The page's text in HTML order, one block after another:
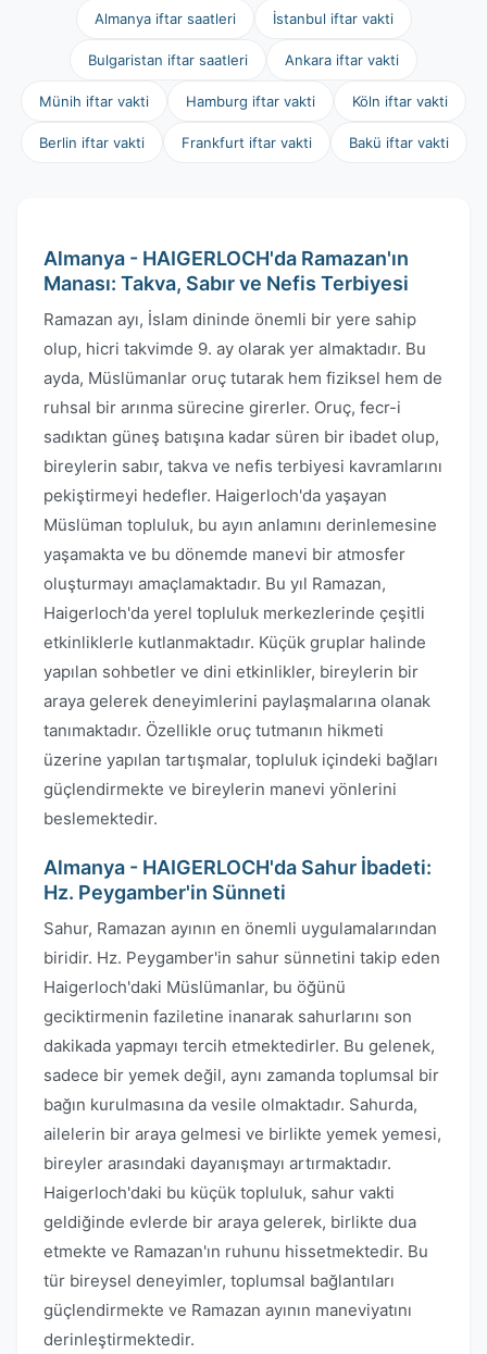
Almanya iftar saatleri İstanbul iftar vakti
Bulgaristan iftar saatleri Ankara iftar vakti
Münih iftar vakti Hamburg iftar vakti Köln iftar vakti
Berlin iftar vakti Frankfurt iftar vakti Bakü iftar vakti
Almanya - HAIGERLOCH'da Ramazan'ın
Manası: Takva, Sabır ve Nefis Terbiyesi
Ramazan ayı, İslam dininde önemli bir yere sahip
olup, hicri takvimde 9. ay olarak yer almaktadır. Bu
ayda, Müslümanlar oruç tutarak hem fiziksel hem de
ruhsal bir arınma sürecine girerler. Oruç, fecr-i
sadıktan güneş batışına kadar süren bir ibadet olup,
bireylerin sabır, takva ve nefis terbiyesi kavramlarını
pekiştirmeyi hedefler. Haigerloch'da yaşayan
Müslüman topluluk, bu ayın anlamını derinlemesine
yaşamakta ve bu dönemde manevi bir atmosfer
oluşturmayı amaçlamaktadır. Bu yıl Ramazan,
Haigerloch'da yerel topluluk merkezlerinde çeşitli
etkinliklerle kutlanmaktadır. Küçük gruplar halinde
yapılan sohbetler ve dini etkinlikler, bireylerin bir
araya gelerek deneyimlerini paylaşmalarına olanak
tanımaktadır. Özellikle oruç tutmanın hikmeti
üzerine yapılan tartışmalar, topluluk içindeki bağları
güçlendirmekte ve bireylerin manevi yönlerini
beslemektedir.
Almanya - HAIGERLOCH'da Sahur İbadeti:
Hz. Peygamber'in Sünneti
Sahur, Ramazan ayının en önemli uygulamalarından
biridir. Hz. Peygamber'in sahur sünnetini takip eden
Haigerloch'daki Müslümanlar, bu öğünü
geciktirmenin faziletine inanarak sahurlarını son
dakikada yapmayı tercih etmektedirler. Bu gelenek,
sadece bir yemek değil, aynı zamanda toplumsal bir
bağın kurulmasına da vesile olmaktadır. Sahurda,
ailelerin bir araya gelmesi ve birlikte yemek yemesi,
bireyler arasındaki dayanışmayı artırmaktadır.
Haigerloch'daki bu küçük topluluk, sahur vakti
geldiğinde evlerde bir araya gelerek, birlikte dua
etmekte ve Ramazan'ın ruhunu hissetmektedir. Bu
tür bireysel deneyimler, toplumsal bağlantıları
güçlendirmekte ve Ramazan ayının maneviyatını
derinleştirmektedir.